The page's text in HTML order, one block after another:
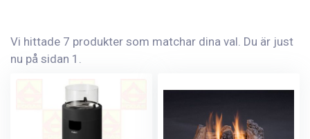
Vi hittade 7 produkter som matchar dina val. Du är just
nu på sidan 1.